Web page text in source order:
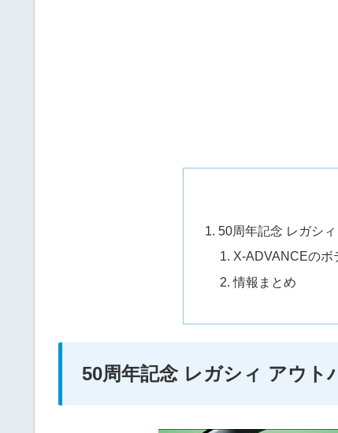
50周年記念 レガシ
X-ADVANCEのボ
情報まとめ
50周年記念 レガシィ アウト